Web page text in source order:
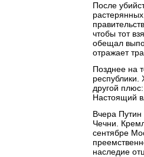
После
чтобы тот
обещал
отражает
Позднее на
республики.
другой
Настоящий
Вчера
Чечни.
сентябре
наследие